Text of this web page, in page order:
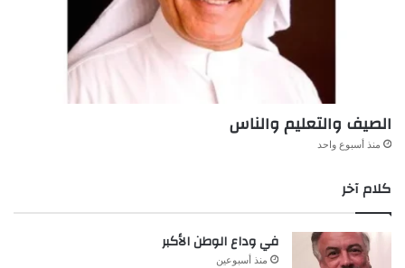
الصيف والتعليم والناس
منذ أسبوع واحد
كلام آخر
في وداع الوطن الأكبر
منذ أسبوعين